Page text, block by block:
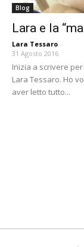
Blog
Lara e la
Lara Tessaro -
31 Agosto 2016
Inizia a scrivere
Lara Tessaro. Ho
aver letto tutto...